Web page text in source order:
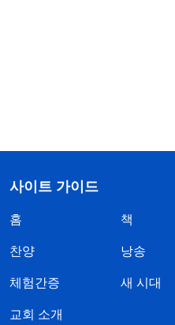
사이트 가이드
홈 책
찬양 낭송
체험간증 새 시대
교회 소개